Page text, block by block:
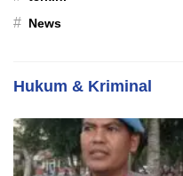
Hukum & Kriminal